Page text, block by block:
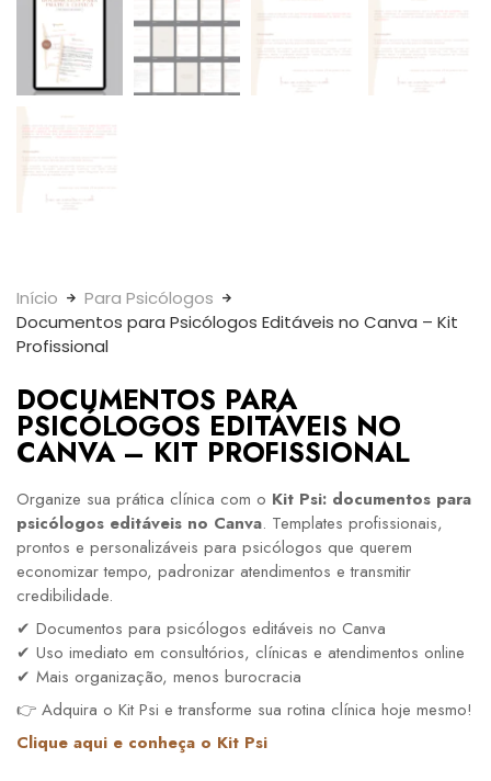
Início
Para Psicólogos
Documentos para Psicólogos Editáveis no Canva – Kit
Profissional
DOCUMENTOS PARA
PSICÓLOGOS EDITÁVEIS NO
CANVA – KIT PROFISSIONAL
Organize sua prática clínica com o Kit Psi: documentos para
psicólogos editáveis no Canva. Templates profissionais,
prontos e personalizáveis para psicólogos que querem
economizar tempo, padronizar atendimentos e transmitir
credibilidade.
✔ Documentos para psicólogos editáveis no Canva
✔ Uso imediato em consultórios, clínicas e atendimentos online
✔ Mais organização, menos burocracia
👉 Adquira o Kit Psi e transforme sua rotina clínica hoje mesmo!
Clique aqui e conheça o Kit Psi